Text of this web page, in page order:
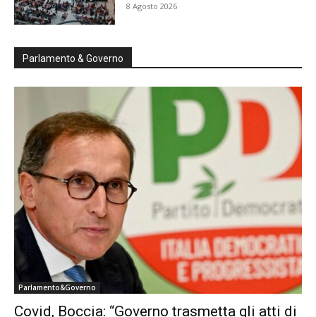
8 Agosto 2026
Parlamento & Governo
Parlamento&Governo
Covid, Boccia: “Governo trasmetta gli atti di